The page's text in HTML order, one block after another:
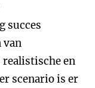
succes
van
en
scenario is er